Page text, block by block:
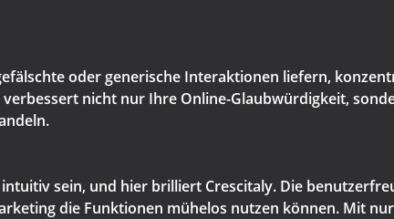
oder generische Interaktionen liefern,
nicht nur Ihre Online-Glaubwürdigkeit,
sein, und hier brilliert Crescitaly. Die
die Funktionen mühelos nutzen können. Mit